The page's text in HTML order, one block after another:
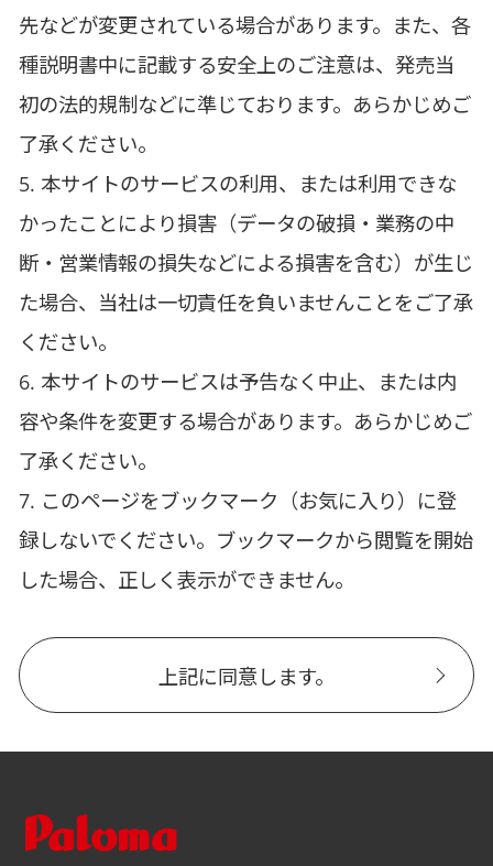
先などが変更されている場合があります。また、各
種説明書中に記載する安全上のご注意は、発売当
初の法的規制などに準じております。あらかじめご
了承ください。
5. 本サイトのサービスの利用、または利用できな
かったことにより損害（データの破損・業務の中
断・営業情報の損失などによる損害を含む）が生じ
た場合、当社は一切責任を負いませんことをご了承
ください。
6. 本サイトのサービスは予告なく中止、または内
容や条件を変更する場合があります。あらかじめご
了承ください。
7. このページをブックマーク（お気に入り）に登
録しないでください。ブックマークから閲覧を開始
した場合、正しく表示ができません。
上記に同意します。